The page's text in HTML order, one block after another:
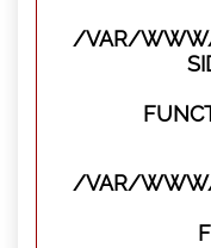
/VAR/WWW/
/VAR/WWW/